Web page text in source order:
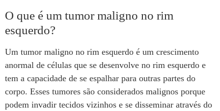
O que é um tumor maligno no rim
esquerdo?
Um tumor maligno no rim esquerdo é um crescimento
anormal de células que se desenvolve no rim esquerdo e
tem a capacidade de se espalhar para outras partes do
corpo. Esses tumores são considerados malignos porque
podem invadir tecidos vizinhos e se disseminar através do